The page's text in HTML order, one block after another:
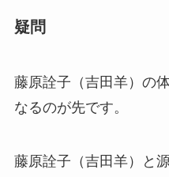
疑問
藤原詮子（吉田羊）の
なるのが先です。
藤原詮子（吉田羊）と